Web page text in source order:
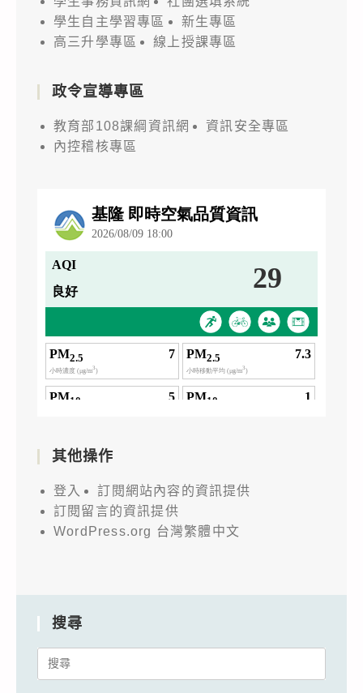
學生自主學習專區
新生專區
高三升學專區
線上授課專區
政令宣導專區
教育部108課綱資訊網
資訊安全專區
內控稽核專區
其他操作
登入
訂閱網站內容的資訊提供
訂閱留言的資訊提供
WordPress.org 台灣繁體中文
搜尋
Search